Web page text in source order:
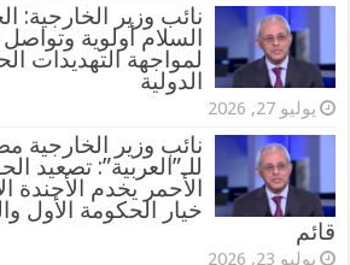
نائب وزير الخارجية:
السلام أولوية وتواصل
لمواجهة التهديدات
الدولية
يوليو 27, 2026
نائب وزير
للـ”العربية”: تصعيد
الأحمر يخدم الأجندة
خيار الحكومة الأول
قائم
يوليو 23, 2026